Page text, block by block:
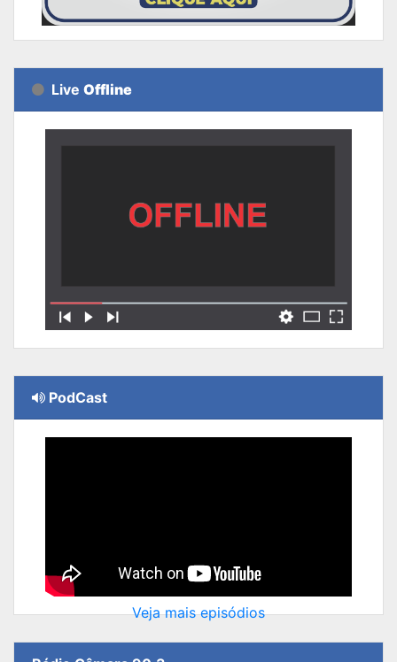
Live Offline
PodCast
Veja mais episódios